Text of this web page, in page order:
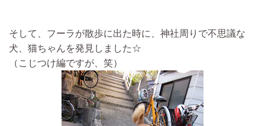
そして、フーラが散歩に出た時に、神社周りで不思議な
犬、猫ちゃんを発見しました☆
（こじつけ編ですが、笑）